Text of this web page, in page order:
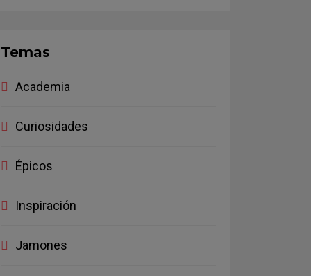
Temas
Academia
Curiosidades
Épicos
Inspiración
Jamones